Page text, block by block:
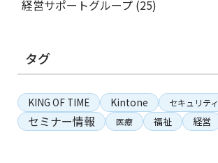
経営サポートグループ (25)
タグ
KING OF TIME Kintone セキュリティ
セミナー情報 医療 福祉 経営